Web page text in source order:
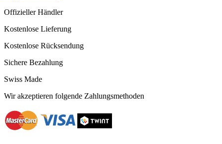
Offizieller Händler
Kostenlose Lieferung
Kostenlose Rücksendung
Sichere Bezahlung
Swiss Made
Wir akzeptieren folgende Zahlungsmethoden